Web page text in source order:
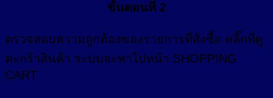
ขั้นตอนที่ 2
ตรวจสอบความถูกต้องของรายการที่สั่งซื้อ คลิ๊กที่ดู
ตะกร้าสินค้า ระบบจะพาไปหน้า SHOPPING
CART